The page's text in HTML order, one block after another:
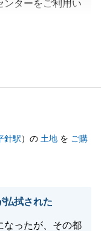
ンターをご利用い
様のご満足のい
とができ、私も
ど、よろしくお願
針駅）の 土地 を ご購
払拭された
なったが、その都